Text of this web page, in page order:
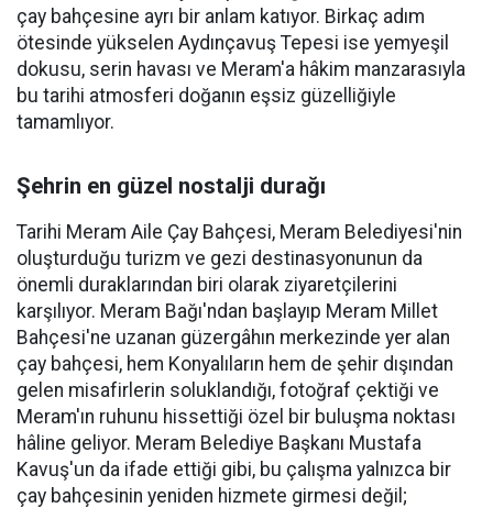
çay bahçesine ayrı bir anlam katıyor. Birkaç adım
ötesinde yükselen Aydınçavuş Tepesi ise yemyeşil
dokusu, serin havası ve Meram'a hâkim manzarasıyla
bu tarihi atmosferi doğanın eşsiz güzelliğiyle
tamamlıyor.
Şehrin en güzel nostalji durağı
Tarihi Meram Aile Çay Bahçesi, Meram Belediyesi'nin
oluşturduğu turizm ve gezi destinasyonunun da
önemli duraklarından biri olarak ziyaretçilerini
karşılıyor. Meram Bağı'ndan başlayıp Meram Millet
Bahçesi'ne uzanan güzergâhın merkezinde yer alan
çay bahçesi, hem Konyalıların hem de şehir dışından
gelen misafirlerin soluklandığı, fotoğraf çektiği ve
Meram'ın ruhunu hissettiği özel bir buluşma noktası
hâline geliyor. Meram Belediye Başkanı Mustafa
Kavuş'un da ifade ettiği gibi, bu çalışma yalnızca bir
çay bahçesinin yeniden hizmete girmesi değil;